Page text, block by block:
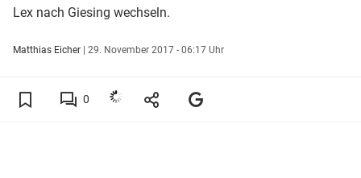
Lex nach Giesing wechseln.
Matthias Eicher | 29. November 2017 - 06:17 Uhr
0